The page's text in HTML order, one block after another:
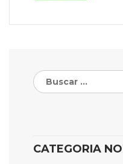
Buscar:
CATEGORIA